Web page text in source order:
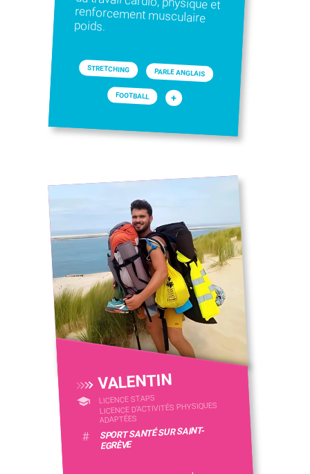
poids.
STRETCHING PARLE ANGLAIS
FOOTBALL +
VALENTIN
LICENCE STAPS
LICENCE D’ACTIVITÉS PHYSIQUES
ADAPTÉES
# SPORT SANTÉ SUR SAINT-
EGRÈVE